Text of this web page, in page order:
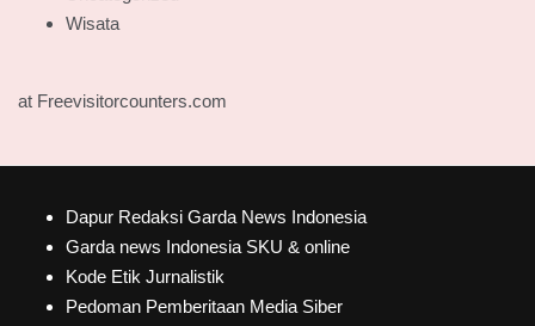
Wisata
at Freevisitorcounters.com
Dapur Redaksi Garda News Indonesia
Garda news Indonesia SKU & online
Kode Etik Jurnalistik
Pedoman Pemberitaan Media Siber